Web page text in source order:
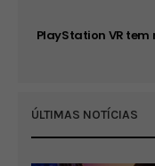
PlayStation VR
ÚLTIMAS NOTÍCIAS